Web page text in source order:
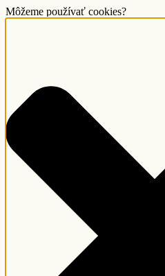
Môžeme používať cookies?